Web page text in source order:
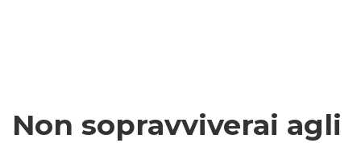
Non sopravviverai agli